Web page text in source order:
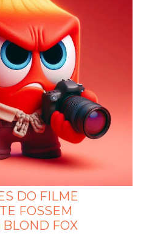
DO FILME
FOSSEM
BLOND FOX